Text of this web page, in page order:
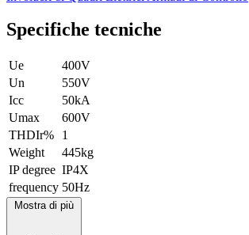
Specifiche tecniche
Ue
400V
Un
550V
Icc
50kA
Umax
600V
THDIr%
1
Weight
445kg
IP degree IP4X
frequency 50Hz
Mostra di più